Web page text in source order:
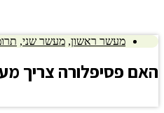
מעשר ראשון, מעשר שני,
האם פסיפלורה צריך